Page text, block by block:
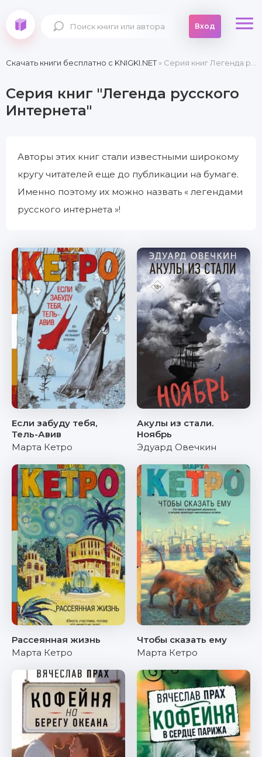
Вход
Скачать книги бесплатно c KNIGKI.NET» Серия книг Легенда русского Интернета
Серия книг "Легенда русского
Интернета"
Авторы этих книг стали известными широкому
кругу читателей еще до публикации на бумаге.
Именно поэтому их можно назвать « легендами
русского интернета »!
Если забуду тебя,
Тель-Авив
Марта Кетро
Акулы из стали.
Ноябрь
Эдуард Овечкин
Рассеянная жизнь
Марта Кетро
Чтобы сказать ему
Марта Кетро